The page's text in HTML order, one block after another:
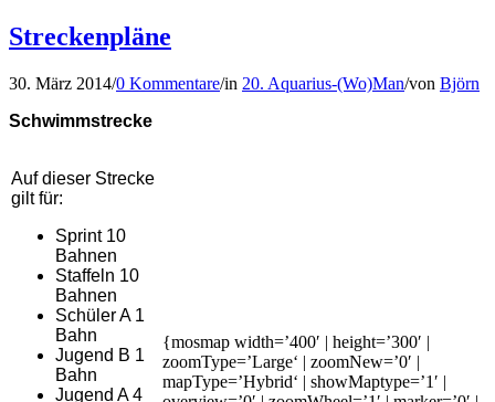
Streckenpläne
30. März 2014/0 Kommentare/in 20. Aquarius-(Wo)Man/von Björn
Schwimmstrecke
Auf dieser Strecke
gilt für:
Sprint 10
Bahnen
Staffeln 10
Bahnen
Schüler A 1
Bahn
Jugend B 1
Bahn
Jugend A 4
{mosmap width=’400′ | height=’300′ |
zoomType=’Large‘ | zoomNew=’0′ |
mapType=’Hybrid‘ | showMaptype=’1′ |